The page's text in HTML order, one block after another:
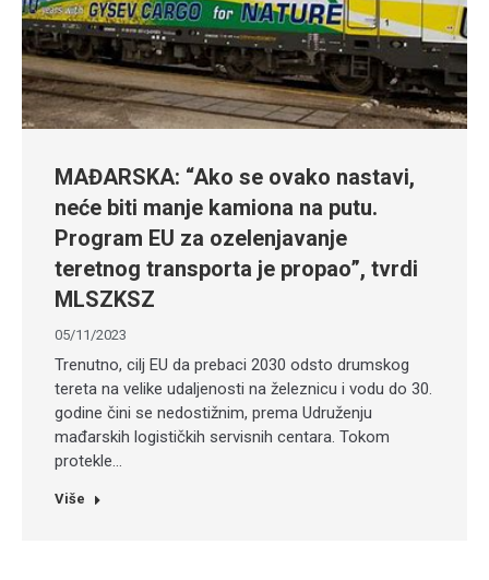
MAĐARSKA: “Ako se ovako nastavi,
neće biti manje kamiona na putu.
Program EU za ozelenjavanje
teretnog transporta je propao”, tvrdi
MLSZKSZ
05/11/2023
Trenutno, cilj EU da prebaci 2030 odsto drumskog
tereta na velike udaljenosti na železnicu i vodu do 30.
godine čini se nedostižnim, prema Udruženju
mađarskih logističkih servisnih centara. Tokom
protekle…
Više